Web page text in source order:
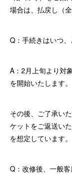
場合は、払戻し（
Q：手続きはいつ
A：2月上旬より対
を開始いたします。
その後、ご了承い
ケットをご返送い
を想定しています。
Q：改修後、一般